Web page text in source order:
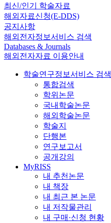
최신/인기 학술자료
해외자료신청(E-DDS)
공지사항
해외전자정보서비스 검색
Databases & Journals
해외전자자료 이용안내
학술연구정보서비스 검색
통합검색
학위논문
국내학술논문
해외학술논문
학술지
단행본
연구보고서
공개강의
MyRISS
내 추천논문
내 책장
내 최근 본 논문
내 저작물관리
내 구매·신청 현황